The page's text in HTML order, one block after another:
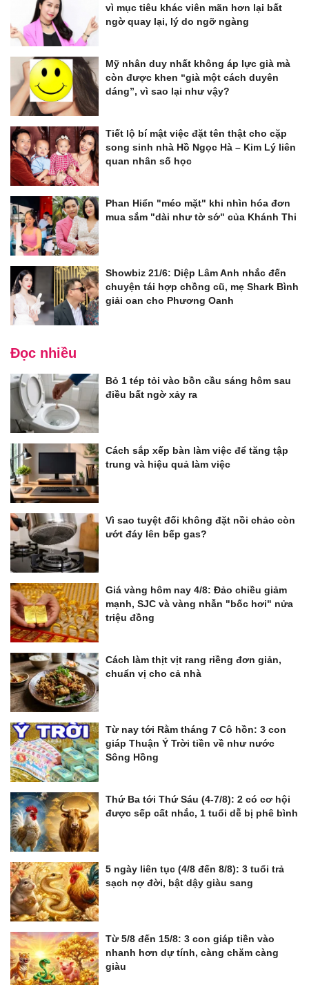
vì mục tiêu khác viên mãn hơn lại bất
ngờ quay lại, lý do ngỡ ngàng
Mỹ nhân duy nhất không áp lực già mà
còn được khen “già một cách duyên
dáng”, vì sao lại như vậy?
Tiết lộ bí mật việc đặt tên thật cho cặp
song sinh nhà Hồ Ngọc Hà – Kim Lý liên
quan nhân số học
Phan Hiển "méo mặt" khi nhìn hóa đơn
mua sắm "dài như tờ sớ" của Khánh Thi
Showbiz 21/6: Diệp Lâm Anh nhắc đến
chuyện tái hợp chồng cũ, mẹ Shark Bình
giải oan cho Phương Oanh
Đọc nhiều
Bỏ 1 tép tỏi vào bồn cầu sáng hôm sau
điều bất ngờ xảy ra
Cách sắp xếp bàn làm việc để tăng tập
trung và hiệu quả làm việc
Vì sao tuyệt đối không đặt nồi chảo còn
ướt đáy lên bếp gas?
Giá vàng hôm nay 4/8: Đảo chiều giảm
mạnh, SJC và vàng nhẫn "bốc hơi" nửa
triệu đồng
Cách làm thịt vịt rang riềng đơn giản,
chuẩn vị cho cả nhà
Từ nay tới Rằm tháng 7 Cô hồn: 3 con
giáp Thuận Ý Trời tiền về như nước
Sông Hồng
Thứ Ba tới Thứ Sáu (4-7/8): 2 có cơ hội
được sếp cất nhắc, 1 tuổi dễ bị phê bình
5 ngày liên tục (4/8 đến 8/8): 3 tuổi trả
sạch nợ đời, bật dậy giàu sang
Từ 5/8 đến 15/8: 3 con giáp tiền vào
nhanh hơn dự tính, càng chăm càng
giàu